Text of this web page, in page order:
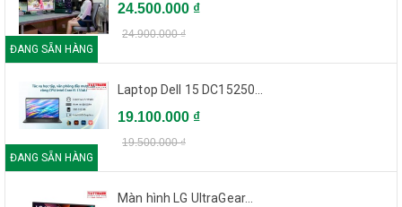
ĐANG SẴN HÀNG
24.500.000 ₫
24.900.000 ₫
ĐANG SẴN HÀNG
Laptop Dell 15 DC15250...
19.100.000 ₫
19.500.000 ₫
Màn hình LG UltraGear...